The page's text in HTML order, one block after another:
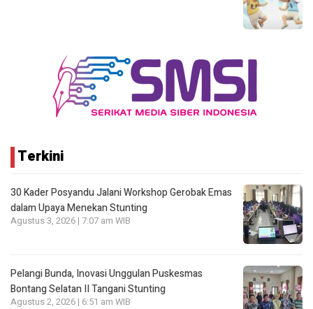
Terkini
30 Kader Posyandu Jalani Workshop Gerobak Emas
dalam Upaya Menekan Stunting
Agustus 3, 2026 | 7:07 am WIB
Pelangi Bunda, Inovasi Unggulan Puskesmas
Bontang Selatan II Tangani Stunting
Agustus 2, 2026 | 6:51 am WIB